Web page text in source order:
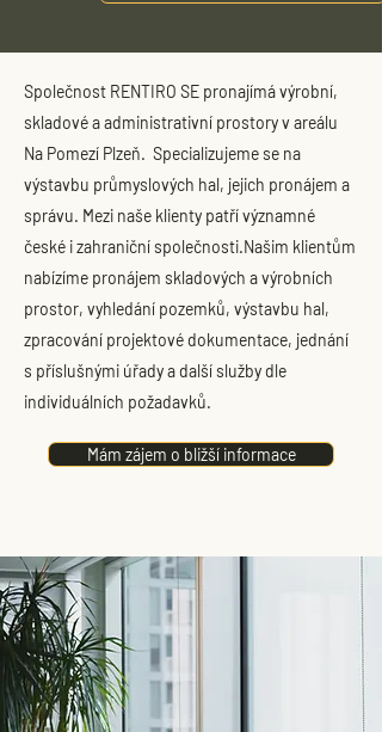
Společnost RENTIRO SE pronajímá výrobní,
skladové a administrativní prostory v areálu
Na Pomezí Plzeň. Specializujeme se na
výstavbu průmyslových hal, jejich pronájem a
správu. Mezi naše klienty patří významné
české i zahraniční společnosti.​​Našim klientům
nabízíme pronájem skladových a výrobních
prostor, vyhledání pozemků, výstavbu hal,
zpracování projektové dokumentace, jednání
s příslušnými úřady a další služby dle
individuálních požadavků.​​
Mám zájem o bližší informace